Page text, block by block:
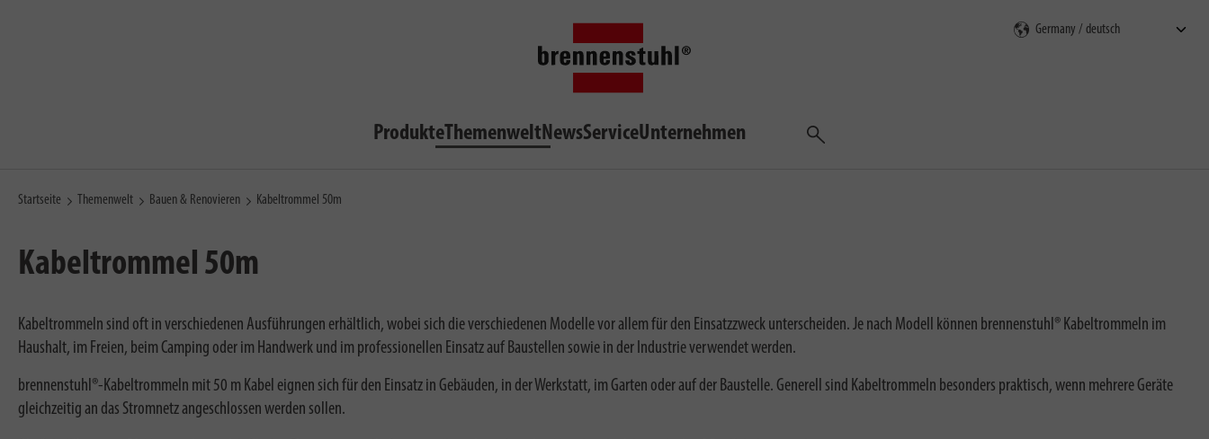
ProdukteThemenweltNewsServiceUnternehmen
Suchen
Startseite Themenwelt Bauen & Renovieren Kabeltrommel 50m
Kabeltrommel 50m
Kabeltrommeln sind oft in verschiedenen Ausführungen erhältlich, wobei sich die verschiedenen Modelle vor allem für den Einsatzzweck unterscheiden. Je nach Modell können brennenstuhl® Kabeltrommeln im
Haushalt, im Freien, beim Camping oder im Handwerk und im professionellen Einsatz auf Baustellen sowie in der Industrie verwendet werden.
brennenstuhl®-Kabeltrommeln mit 50 m Kabel eignen sich für den Einsatz in Gebäuden, in der Werkstatt, im Garten oder auf der Baustelle. Generell sind Kabeltrommeln besonders praktisch, wenn mehrere Geräte
gleichzeitig an das Stromnetz angeschlossen werden sollen.